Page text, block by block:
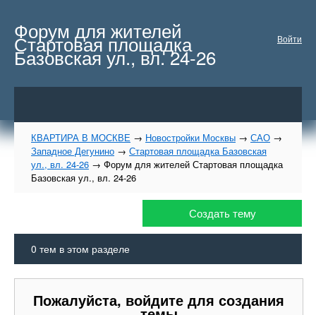
Войти
Форум для жителей
Стартовая площадка
Базовская ул., вл. 24-26
КВАРТИРА В МОСКВЕ → Новостройки Москвы → САО →
Западное Дегунино → Стартовая площадка Базовская
ул., вл. 24-26 → Форум для жителей Стартовая площадка
Базовская ул., вл. 24-26
Создать тему
0 тем в этом разделе
Пожалуйста, войдите для создания